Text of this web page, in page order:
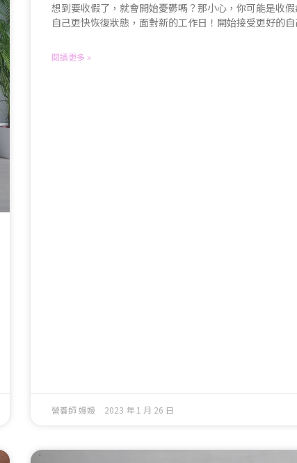
想到要收假了，就會開始憂鬱嗎？那小心，你可能是收
自己更快恢復狀態，面對新的工作日！開始接受更好的自
閱讀更多 »
營養師 嫚嫚 2023 年 1 月 26 日